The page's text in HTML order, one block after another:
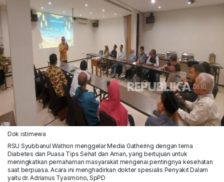
Dok istimewa
RSU Syubbanul Wathon menggelar Media Gathering dengan tema
Diabetes dan Puasa Tips Sehat dan Aman, yang bertujuan untuk
meningkatkan pemahaman masyarakat mengenai pentingnya kesehatan
saat berpuasa. Acara ini menghadirkan dokter spesialis Penyakit Dalam
yaitu dr. Adrianus Tyasmono, SpPD